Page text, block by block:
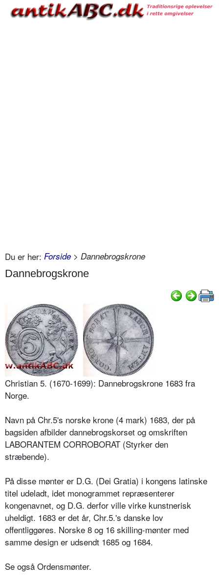
Du er her: Forside > Dannebrogskrone
Dannebrogskrone
Christian 5. (1670-1699): Dannebrogskrone 1683 fra
Norge.
Navn på Chr.5's norske krone (4 mark) 1683, der på
bagsiden afbilder dannebrogskorset og omskriften
LABORANTEM CORROBORAT (Styrker den
stræbende).
På disse mønter er D.G. (Dei Gratia) i kongens latinske
titel udeladt, idet monogrammet repræsenterer
kongenavnet, og D.G. derfor ville virke kunstnerisk
uheldigt. 1683 er det år, Chr.5.'s danske lov
offentliggøres. Norske 8 og 16 skilling-mønter med
samme design er udsendt 1685 og 1684.
Se også Ordensmønter.